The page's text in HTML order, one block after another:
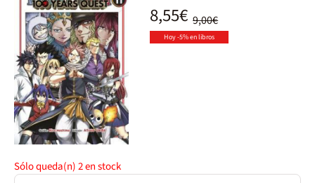
9,00€
8,55€
Hoy -5% en libros
Sólo queda(n)2en stock